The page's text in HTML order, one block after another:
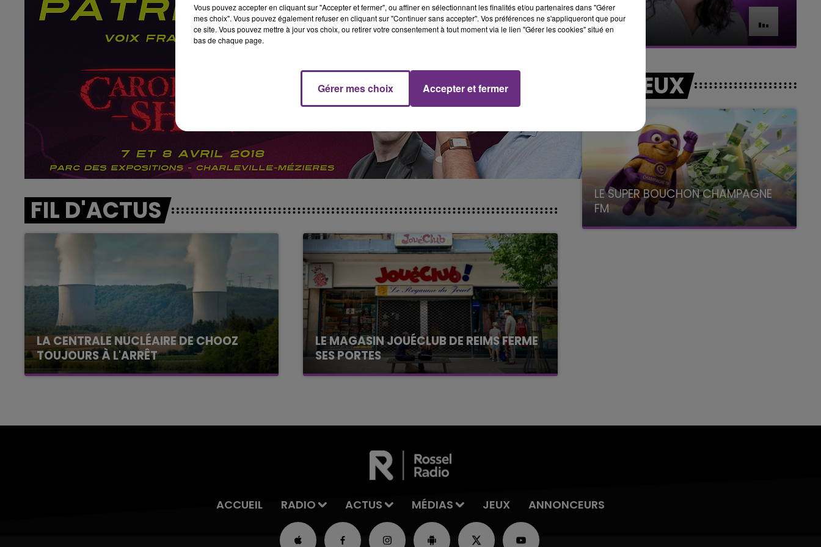
FIL D'ACTUS
LA CENTRALE NUCLÉAIRE DE CHOOZ
TOUJOURS À L'ARRÊT
Cela fait déjà une semaine que la centrale
LE MAGASIN JOUÉCLUB DE REIMS FERME
SES PORTES
C'était l'une des institutions du centre-ville
16h00 - 20h00
Le Week-end Champagne FM
7h00 - 11h00
BEST OF
11h00 - 16h00
Le week-end Champagne FM
LES JEUX
LE SUPER BOUCHON CHAMPAGNE
FM
avec La Famille Champagne FM, à 8H10
ACCUEIL RADIO ACTUS MÉDIAS JEUX ANNONCEURS
Vous pouvez accepter en cliquant sur "Accepter et fermer", ou affiner en sélectionnant les finalités et/ou partenaires dans "Gérer
mes choix". Vous pouvez également refuser en cliquant sur "Continuer sans accepter". Vos préférences ne s'appliqueront que pour
ce site. Vous pouvez mettre à jour vos choix, ou retirer votre consentement à tout moment via le lien "Gérer les cookies" situé en
bas de chaque page.
Gérer mes choix Accepter et fermer